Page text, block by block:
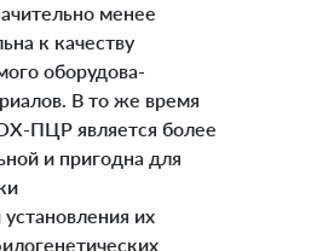
менее
к качеству
оборудова-
В то же время
ПЦР является более
и пригодна для
их